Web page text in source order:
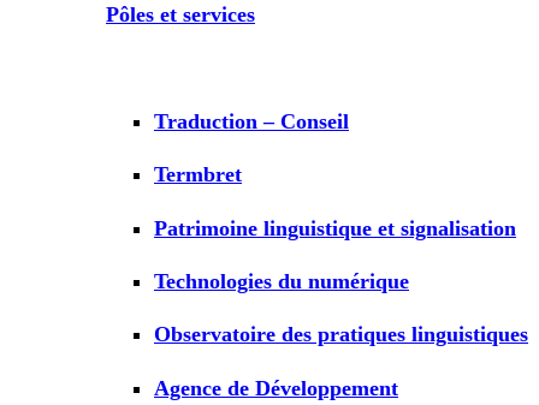
Pôles et services
Traduction – Conseil
Termbret
Patrimoine linguistique et signalisation
Technologies du numérique
Observatoire des pratiques linguistiques
Agence de Développement